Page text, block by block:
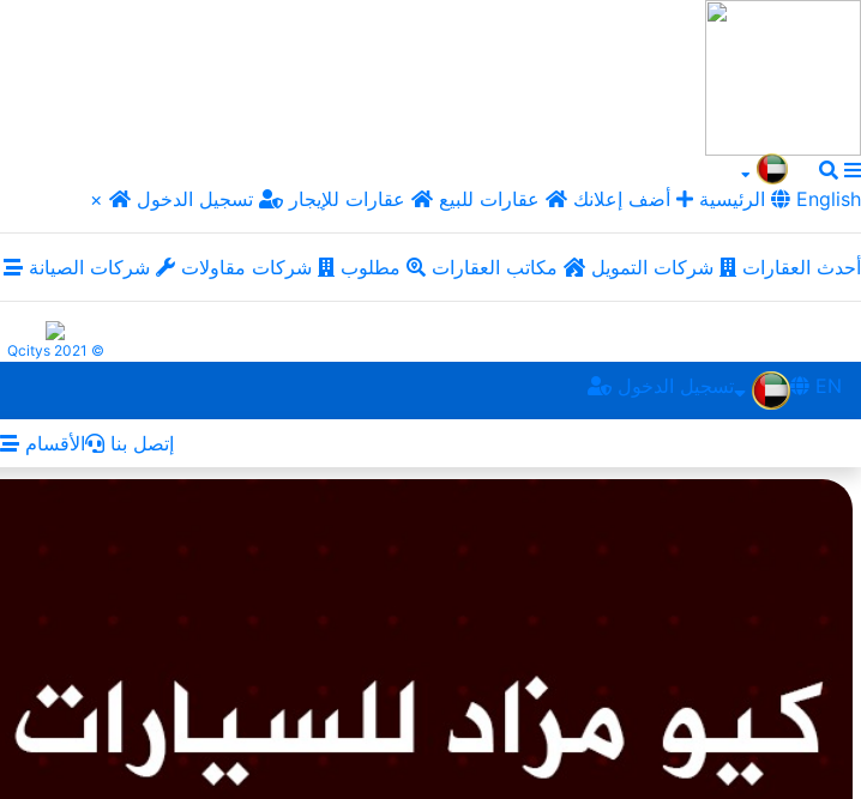
× الرئيسية أضف إعلانك عقارات للبيع عقارات للإيجار تسجيل الدخول English
أحدث العقارات شركات التمويل مكاتب العقارات مطلوب شركات مقاولات شركات الصيانة
Qcitys 2021 ©
تسجيل الدخول EN
الأقسام إتصل بنا